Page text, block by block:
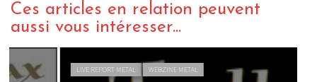
Ces articles en relation peuvent
aussi vous intéresser...
LIVE REPORT METAL WEBZINE METAL